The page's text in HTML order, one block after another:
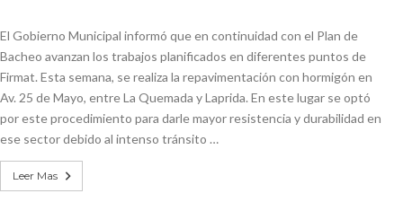
y el Hospital Vilela
El Gobierno Municipal informó que en continuidad con el Plan de
Bacheo avanzan los trabajos planificados en diferentes puntos de
Firmat. Esta semana, se realiza la repavimentación con hormigón en
Av. 25 de Mayo, entre La Quemada y Laprida. En este lugar se optó
por este procedimiento para darle mayor resistencia y durabilidad en
ese sector debido al intenso tránsito …
Leer Mas